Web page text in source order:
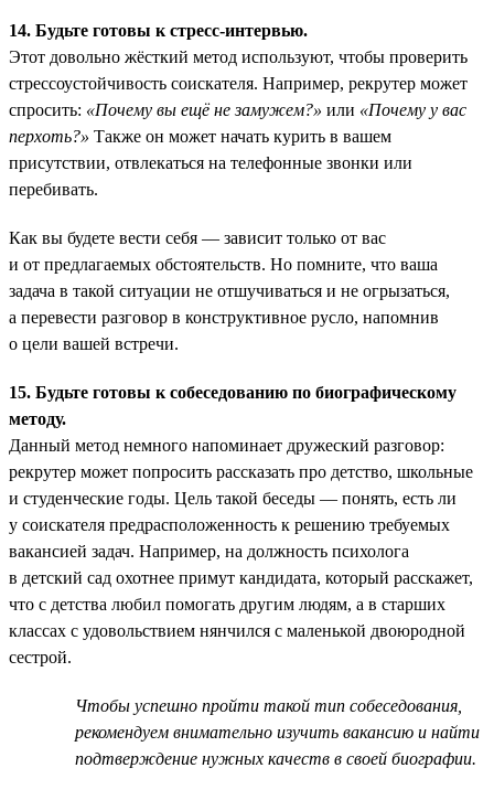
14. Будьте готовы к стресс-интервью.
Этот довольно жёсткий метод используют, чтобы проверить
стрессоустойчивость соискателя. Например, рекрутер может
спросить: «Почему вы ещё не замужем?» или «Почему у вас
перхоть?» Также он может начать курить в вашем
присутствии, отвлекаться на телефонные звонки или
перебивать.
Как вы будете вести себя — зависит только от вас
и от предлагаемых обстоятельств. Но помните, что ваша
задача в такой ситуации не отшучиваться и не огрызаться,
а перевести разговор в конструктивное русло, напомнив
о цели вашей встречи.
15. Будьте готовы к собеседованию по биографическому
методу.
Данный метод немного напоминает дружеский разговор:
рекрутер может попросить рассказать про детство, школьные
и студенческие годы. Цель такой беседы — понять, есть ли
у соискателя предрасположенность к решению требуемых
вакансией задач. Например, на должность психолога
в детский сад охотнее примут кандидата, который расскажет,
что с детства любил помогать другим людям, а в старших
классах с удовольствием нянчился с маленькой двоюродной
сестрой.
Чтобы успешно пройти такой тип собеседования,
рекомендуем внимательно изучить вакансию и найти
подтверждение нужных качеств в своей биографии.